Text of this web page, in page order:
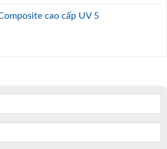
cao cấp UV 5